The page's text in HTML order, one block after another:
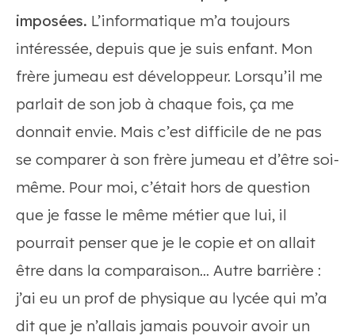
imposées. L’informatique m’a toujours
intéressée, depuis que je suis enfant. Mon
frère jumeau est développeur. Lorsqu’il me
parlait de son job à chaque fois, ça me
donnait envie. Mais c’est difficile de ne pas
se comparer à son frère jumeau et d’être soi-
même. Pour moi, c’était hors de question
que je fasse le même métier que lui, il
pourrait penser que je le copie et on allait
être dans la comparaison… Autre barrière :
j’ai eu un prof de physique au lycée qui m’a
dit que je n’allais jamais pouvoir avoir un